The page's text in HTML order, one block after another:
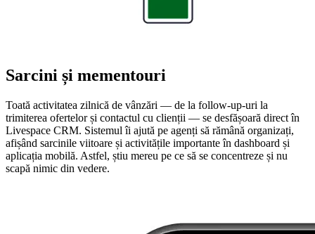
Sarcini și mementouri
Toată activitatea zilnică de vânzări — de la follow-up-uri la
trimiterea ofertelor și contactul cu clienții — se desfășoară direct în
Livespace CRM. Sistemul îi ajută pe agenți să rămână organizați,
afișând sarcinile viitoare și activitățile importante în dashboard și
aplicația mobilă. Astfel, știu mereu pe ce să se concentreze și nu
scapă nimic din vedere.